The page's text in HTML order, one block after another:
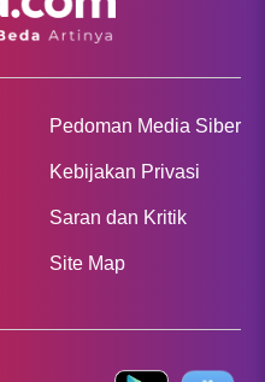
Pedoman Media Siber
Kebijakan Privasi
Saran dan Kritik
Site Map